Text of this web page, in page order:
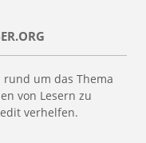
um das Thema
von Lesern zu
verhelfen.